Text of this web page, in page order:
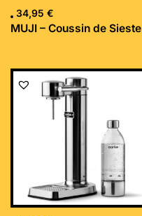
34,95 €
MUJI – Coussin de Sieste